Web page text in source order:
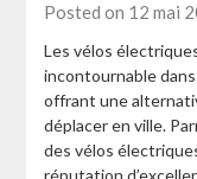
Posted on 12 mai
Les vélos
incontournable
offrant une
déplacer en ville.
des vélos
réputation